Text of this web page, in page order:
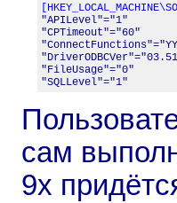
"APILevel"="1"
"CPTimeout"="60"
"FileUsage"="0"
"SQLLevel"="1"
сам
9x